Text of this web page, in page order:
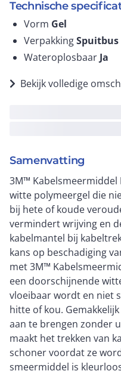
Technische
Vorm Gel
VerpakkingSpuitbus
Wateroplosbaar Ja
Bekijk volledige
Samenvatting
3M™ Kabelsmeermiddel
witte polymeergel die
bij hete of koude
vermindert wrijving en
kabelmantel bij
kans op beschadiging
met 3M™
een doorschijnende
vloeibaar wordt en niet
hitte of kou.
aan te brengen zonder
maakt het trekken van
schoner voordat ze
smeermiddel is